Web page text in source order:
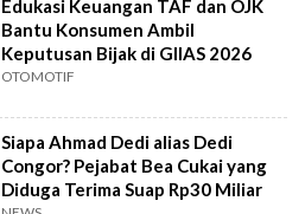
Edukasi Keuangan TAF dan OJK
Bantu Konsumen Ambil
Keputusan Bijak di GIIAS 2026
OTOMOTIF
Siapa Ahmad Dedi alias Dedi
Congor? Pejabat Bea Cukai yang
Diduga Terima Suap Rp30 Miliar